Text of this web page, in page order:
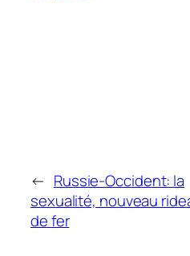
← Russie-Occident: la
sexualité, nouveau
de fer